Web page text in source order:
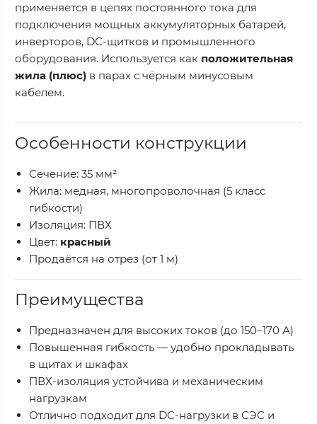
применяется в цепях постоянного тока для
подключения мощных аккумуляторных батарей,
инверторов, DC-щитков и промышленного
оборудования. Используется как положительная
жила (плюс) в парах с чёрным минусовым
кабелем.
Особенности конструкции
Сечение: 35 мм²
Жила: медная, многопроволочная (5 класс
гибкости)
Изоляция: ПВХ
Цвет: красный
Продаётся на отрез (от 1 м)
Преимущества
Предназначен для высоких токов (до 150–170 А)
Повышенная гибкость — удобно прокладывать
в щитах и шкафах
ПВХ-изоляция устойчива и механическим
нагрузкам
Отлично подходит для DC-нагрузки в СЭС и